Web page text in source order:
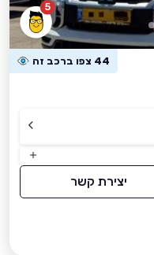
5
44 צפו ברכב זה
יצירת קשר